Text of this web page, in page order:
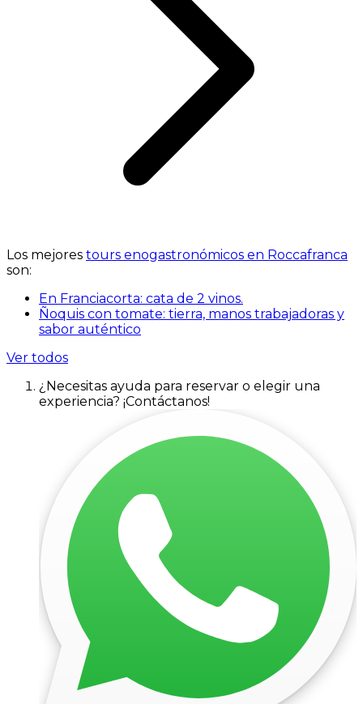
Los mejores tours enogastronómicos en Roccafranca
son:
En Franciacorta: cata de 2 vinos.
Ñoquis con tomate: tierra, manos trabajadoras y
sabor auténtico
Ver todos
¿Necesitas ayuda para reservar o elegir una
experiencia? ¡Contáctanos!